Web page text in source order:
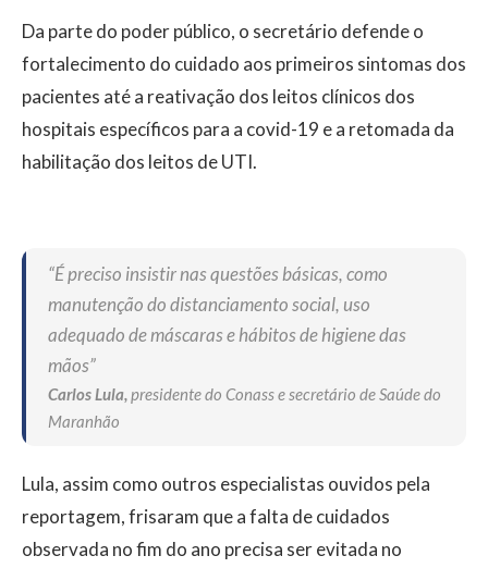
Da parte do poder público, o secretário defende o
fortalecimento do cuidado aos primeiros sintomas dos
pacientes até a reativação dos leitos clínicos dos
hospitais específicos para a covid-19 e a retomada da
habilitação dos leitos de UTI.
“É preciso insistir nas questões básicas, como
manutenção do distanciamento social, uso
adequado de máscaras e hábitos de higiene das
mãos”
Carlos Lula, presidente do Conass e secretário de Saúde do
Maranhão
Lula, assim como outros especialistas ouvidos pela
reportagem, frisaram que a falta de cuidados
observada no fim do ano precisa ser evitada no